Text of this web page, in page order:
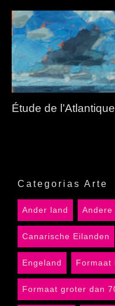
Étude de
Categorias Arte
Ander land Andere
Canarische Eilanden
Engeland Formaat
Formaat groter dan